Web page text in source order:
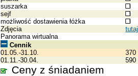
suszarka
sejf
możliwość dostawienia łóżka
Zdjęcia
tutaj
Panorama wirtualna
Cennik
01.05.-31.10.
370
01.11.-30.04.
590
Ceny z śniadaniem